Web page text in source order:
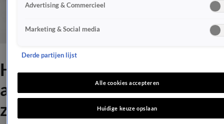
Hanny Veerkamp met
ambulance afgevoerd naar
ziekenhuis
Advertising & Commercieel
Marketing & Social media
Derde partijen lijst
Alle cookies accepteren
Huidige keuze opslaan